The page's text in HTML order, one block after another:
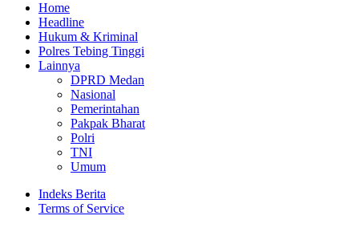
Home
Headline
Hukum & Kriminal
Polres Tebing Tinggi
Lainnya
DPRD Medan
Nasional
Pemerintahan
Pakpak Bharat
Polri
TNI
Umum
Indeks Berita
Terms of Service